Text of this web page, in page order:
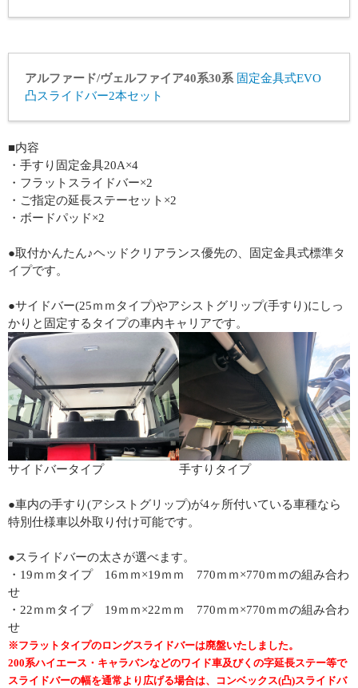
アルファード/ヴェルファイア40系30系 固定金具式EVO
凸スライドバー2本セット
■内容
・手すり固定金具20A×4
・フラットスライドバー×2
・ご指定の延長ステーセット×2
・ボードパッド×2
●取付かんたん♪ヘッドクリアランス優先の、固定金具式標準タ
イプです。
●サイドバー(25ｍｍタイプ)やアシストグリップ(手すり)にしっ
かりと固定するタイプの車内キャリアです。
サイドバータイプ 手すりタイプ
●車内の手すり(アシストグリップ)が4ヶ所付いている車種なら
特別仕様車以外取り付け可能です。
●スライドバーの太さが選べます。
・19ｍｍタイプ 16ｍｍ×19ｍｍ 770ｍｍ×770ｍｍの組み合わ
せ
・22ｍｍタイプ 19ｍｍ×22ｍｍ 770ｍｍ×770ｍｍの組み合わ
せ
※フラットタイプのロングスライドバーは廃盤いたしました。
200系ハイエース・キャラバンなどのワイド車及びくの字延長ステー等で
スライドバーの幅を通常より広げる場合は、コンベックス(凸)スライドバ